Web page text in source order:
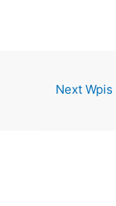
Next Wpis